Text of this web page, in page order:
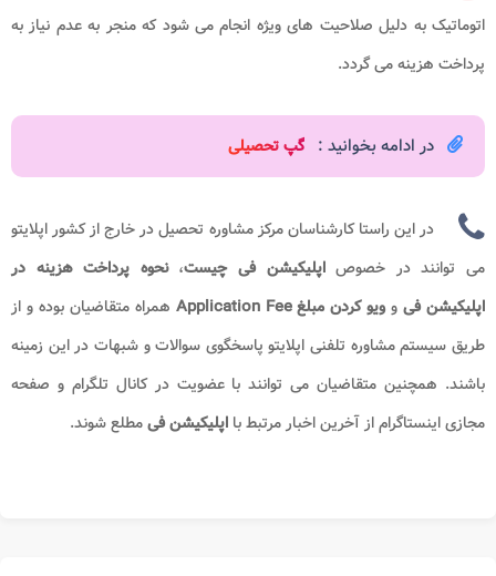
اتوماتیک به دلیل صلاحیت های ویژه انجام می شود که منجر به عدم نیاز به
پرداخت هزینه می گردد.
در ادامه بخوانید : گپ تحصیلی
در این راستا کارشناسان مرکز مشاوره تحصیل در خارج از کشور اپلایتو
می توانند در خصوصاپلیکیشن فی چیست،نحوه پرداخت هزینه در
اپلیکیشن فیو ویو کردن مبلغ Application Fee همراه متقاضیان بوده و از
طریق سیستم مشاوره تلفنی اپلایتو پاسخگوی سوالات و شبهات در این زمینه
باشند. همچنین متقاضیان می توانند با عضویت در کانال تلگرام و صفحه
مجازی اینستاگرام از آخرین اخبار مرتبط با اپلیکیشن فیمطلع شوند.